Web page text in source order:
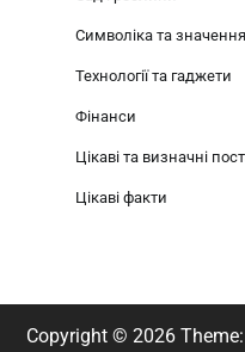
Символіка та значення
Технології та гаджети
Фінанси
Цікаві та визначні
Цікаві факти
Copyright © 2026